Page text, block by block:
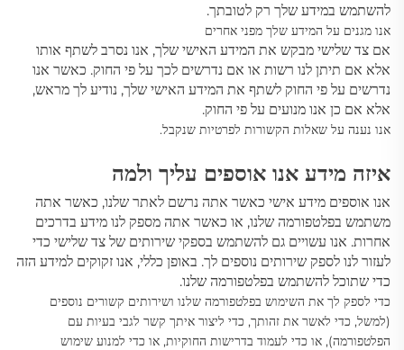
להשתמש במידע שלך רק לטובתך.
אנו מגנים על המידע שלך מפני אחרים
אם צד שלישי מבקש את המידע האישי שלך, אנו נסרב לשתף אותו
אלא אם תיתן לנו רשות או אם נדרשים לכך על פי החוק. כאשר אנו
נדרשים על פי החוק לשתף את המידע האישי שלך, נודיע לך מראש,
אלא אם כן אנו מנועים על פי החוק.
אנו נענה על שאלות הקשורות לפרטיות שנקבל.
איזה מידע אנו אוספים עליך ולמה
אנו אוספים מידע אישי כאשר אתה נרשם לאתר שלנו, כאשר אתה
משתמש בפלטפורמה שלנו, או כאשר אתה מספק לנו מידע בדרכים
אחרות. אנו עשויים גם להשתמש בספקי שירותים של צד שלישי כדי
לעזור לנו לספק שירותים נוספים לך. באופן כללי, אנו זקוקים למידע הזה
כדי שתוכל להשתמש בפלטפורמה שלנו.
כדי לספק לך את השימוש בפלטפורמה שלנו ושירותים קשורים נוספים
(למשל, כדי לאשר את זהותך, כדי ליצור איתך קשר לגבי בעיות עם
הפלטפורמה), או כדי לעמוד בדרישות החוקיות, או כדי למנוע שימוש